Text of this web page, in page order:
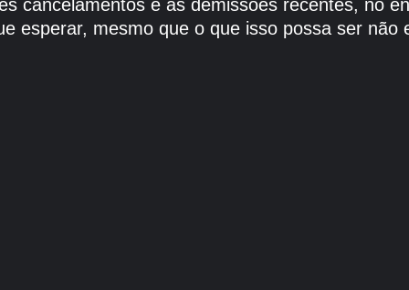
cancelamentos e as demissões recentes, no
esperar, mesmo que o que isso possa ser não